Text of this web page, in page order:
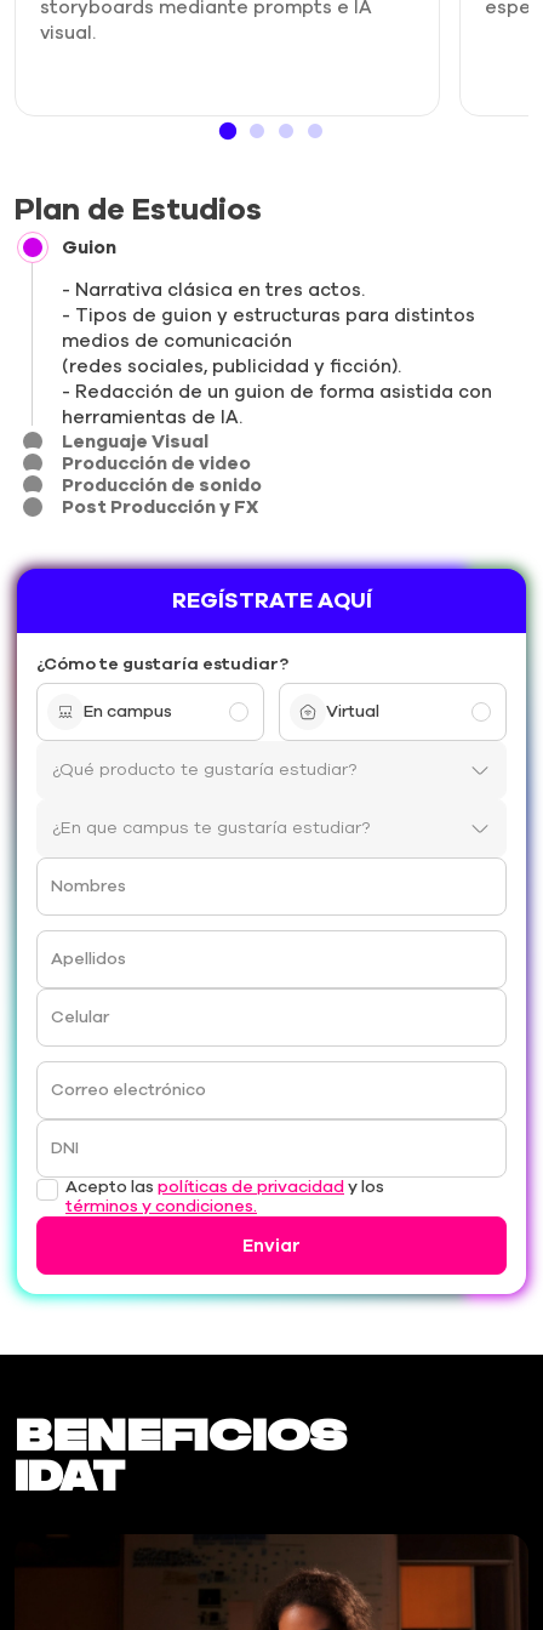
storyboards mediante prompts e IA
visual.
Plan de Estudios
Guion
Narrativa clásica en tres actos.
Tipos de guion y estructuras para distintos
medios de comunicación
(redes sociales, publicidad y ficción).
Redacción de un guion de forma asistida con
herramientas de IA.
Lenguaje Visual
Producción de video
Producción de sonido
Post Producción y FX
REGÍSTRATE AQUÍ
¿Cómo te gustaría estudiar?
En campus Virtual
Nombres
Apellidos
Celular
Correo electrónico
DNI
Acepto las políticas de privacidady los
términos y condiciones.
Enviar
Beneficios
IDAT